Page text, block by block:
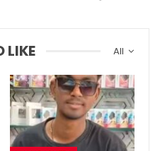
All
LIKE